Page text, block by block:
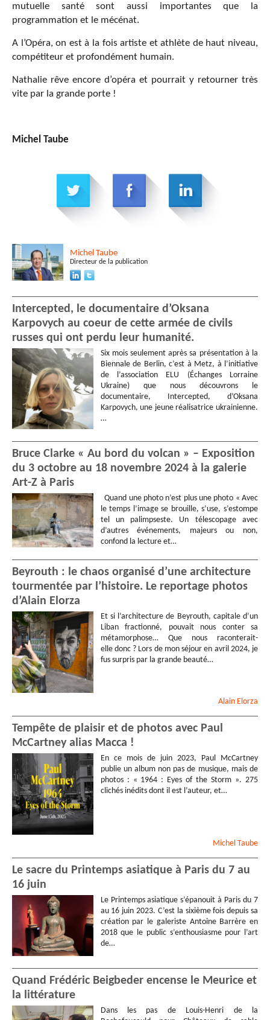
mutuelle santé sont aussi importantes que la
programmation et le mécénat.
A l’Opéra, on est à la fois artiste et athlète de haut niveau,
compétiteur et profondément humain.
Nathalie rêve encore d’opéra et pourrait y retourner très
vite par la grande porte !
Michel Taube
Michel Taube
Directeur de la publication
Intercepted, le documentaire d’Oksana
Karpovych au coeur de cette armée de civils
russes qui ont perdu leur humanité.
Six mois seulement après sa présentation à la
Biennale de Berlin, c’est à Metz, à l’initiative
de l’association ELU (Échanges Lorraine
Ukraine) que nous découvrons le
documentaire, Intercepted, d’Oksana
Karpovych, une jeune réalisatrice ukrainienne.
…
Bruce Clarke « Au bord du volcan » – Exposition
du 3 octobre au 18 novembre 2024 à la galerie
Art-Z à Paris
Quand une photo n’est plus une photo « Avec
le temps l’image se brouille, s’use, s’estompe
tel un palimpseste. Un télescopage avec
d’autres événements, majeurs ou non,
confond la lecture et…
Beyrouth : le chaos organisé d’une architecture
tourmentée par l’histoire. Le reportage photos
d’Alain Elorza
Et si l’architecture de Beyrouth, capitale d’un
Liban fractionné, pouvait nous conter sa
métamorphose… Que nous raconterait-
elle donc ? Lors de mon séjour en avril 2024, je
fus surpris par la grande beauté…
Alain Elorza
Tempête de plaisir et de photos avec Paul
McCartney alias Macca !
En ce mois de juin 2023, Paul McCartney
publie un album non pas de musique, mais de
photos : « 1964 : Eyes of the Storm ». 275
clichés inédits dont il est l’auteur, et…
Michel Taube
Le sacre du Printemps asiatique à Paris du 7 au
16 juin
Le Printemps asiatique s’épanouit à Paris du 7
au 16 juin 2023. C’est la sixième fois depuis sa
création par le galeriste Antoine Barrère en
2018 que le public s’enthousiasme pour l’art
de…
Quand Frédéric Beigbeder encense le Meurice et
la littérature
Dans les pas de Louis-Henri de la